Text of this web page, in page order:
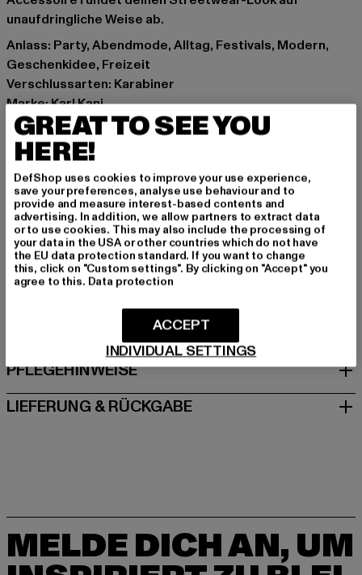
unaufdringliche Weise ab.
Anlass: Party, Abendmode, Alltag, Festivals, Modern,
Geschenkidee, Freizeit
Verschlussarten: Karabiner
Marke: Karl Kani
Kat.: Necklaces
Farbe: schwarz, silberfarben
Hersteller Farbe: silver/black
Materialzusammensetzung: 100% Eisen
Art.Nr: 40110007-04382
Hersteller: Urban Styles Agency GmbH & Co. KG |
agentur@urbanstylesagency.com
Schanzenstraße 41 | 51063 Köln | DE
GRÖSSE & PASSFORM
PFLEGEHINWEISE
LIEFERUNG & RÜCKGABE
MELDE DICH AN, UM
GREAT TO SEE YOU
HERE!
DefShop uses cookies to improve your use experience,
save your preferences, analyse use behaviour and to
provide and measure interest-based contents and
advertising. In addition, we allow partners to extract data
or to use cookies. This may also include the processing of
your data in the USA or other countries which do not have
the EU data protection standard. If you want to change
this, click on "Custom settings". By clicking on "Accept" you
agree to this. Data protection
INDIVIDUAL SETTINGS
ACCEPT